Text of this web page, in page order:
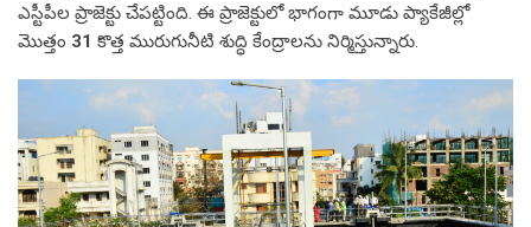
ఎస్టీపీల ప్రాజెక్టు చేపట్టింది. ఈ ప్రాజెక్టులో భాగంగా మూడు ప్యాకేజీల్లో
మొత్తం 31 కొత్త మురుగునీటి శుద్ధి కేంద్రాలను నిర్మిస్తున్నారు.